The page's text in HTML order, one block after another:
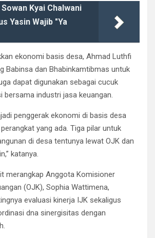
Sowan Kyai Chalwani
Yasin Wajib "Ya
ekonomi basis desa, Ahmad Luthfi
Babinsa dan Bhabinkamtibmas untuk
dapat digunakan sebagai cucuk
bersama industri jasa keuangan.
penggerak ekonomi di basis desa
yang ada. Tiga pilar untuk
di desa tentunya lewat OJK dan
katanya.
merangkap Anggota Komisioner
(OJK), Sophia Wattimena,
evaluasi kinerja IJK sekaligus
dna sinergisitas dengan